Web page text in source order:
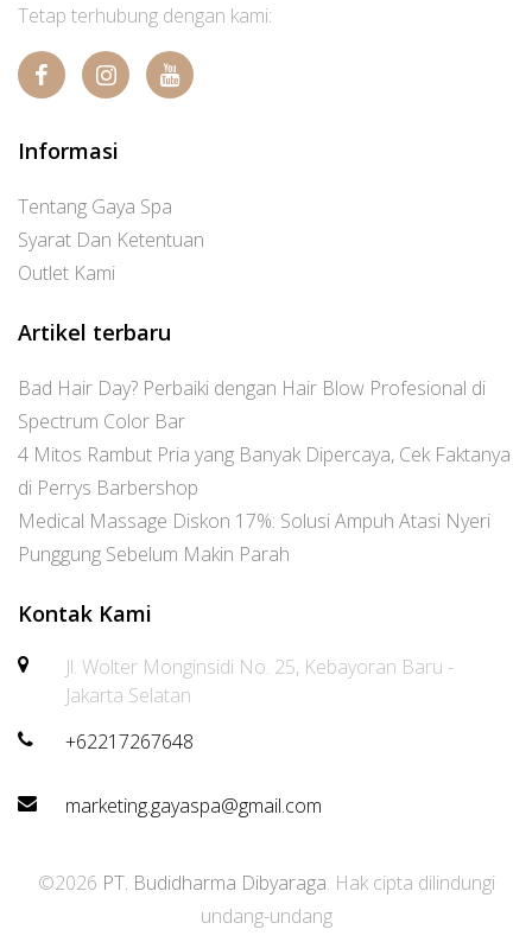
Tetap terhubung dengan kami:
Informasi
Tentang Gaya Spa
Syarat Dan Ketentuan
Outlet Kami
Artikel terbaru
Bad Hair Day? Perbaiki dengan Hair Blow Profesional di
Spectrum Color Bar
4 Mitos Rambut Pria yang Banyak Dipercaya, Cek Faktanya
di Perrys Barbershop
Medical Massage Diskon 17%: Solusi Ampuh Atasi Nyeri
Punggung Sebelum Makin Parah
Kontak Kami
Jl. Wolter Monginsidi No. 25, Kebayoran Baru -
Jakarta Selatan
+62217267648
marketing.gayaspa@gmail.com
©2026 PT. Budidharma Dibyaraga. Hak cipta dilindungi
undang-undang